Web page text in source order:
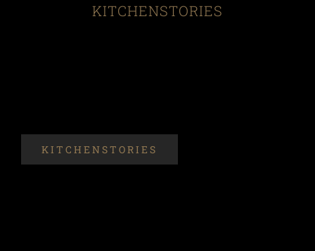
KITCHENSTORIES
KITCHENSTORIES